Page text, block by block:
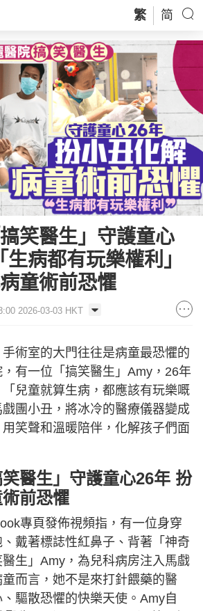
繁 简
笑醫生」守護童心
病都有玩樂權利」
童術前恐懼
2026-03-03 HKT
術室的大門往往是病童最恐懼的
有一位「搞笑醫生」Amy，26年
兒童就算生病，都應該有玩樂嘅
團小丑，將冰冷的醫療儀器變成
笑聲和溫暖陪伴，化解孩子們面
醫生」守護童心26年 扮
前恐懼
專頁發佈視頻指，有一位身穿
戴著標誌性紅鼻子、背著「神奇
生」Amy，為兒科病房注入馬戲
而言，她不是來打針餵藥的醫
驅散恐懼的快樂天使。Amy自